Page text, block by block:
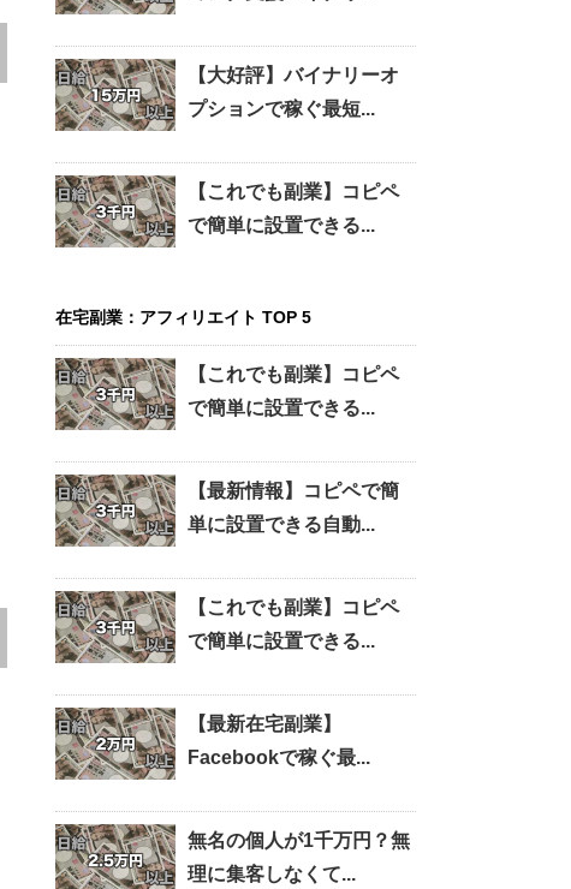
【大好評】バイナリーオ
プションで稼ぐ最短...
【これでも副業】コピペ
で簡単に設置できる...
在宅副業：アフィリエイト TOP 5
【これでも副業】コピペ
で簡単に設置できる...
【最新情報】コピペで簡
単に設置できる自動...
【これでも副業】コピペ
で簡単に設置できる...
【最新在宅副業】
Facebookで稼ぐ最...
無名の個人が1千万円？無
理に集客しなくて...